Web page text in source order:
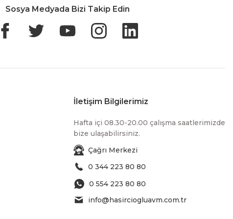
Sosya Medyada Bizi Takip Edin
İletişim Bilgilerimiz
Hafta içi 08.30-20.00 çalışma saatlerimizde
bize ulaşabilirsiniz.
Çağrı Merkezi
0 344 223 80 80
0 554 223 80 80
info@hasirciogluavm.com.tr